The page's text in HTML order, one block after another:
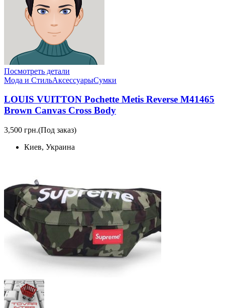
Посмотреть детали
Мода и СтильАксессуарыСумки
LOUIS VUITTON Pochette Metis Reverse M41465
Brown Canvas Cross Body
3,500 грн.(Под заказ)
Киев, Украина